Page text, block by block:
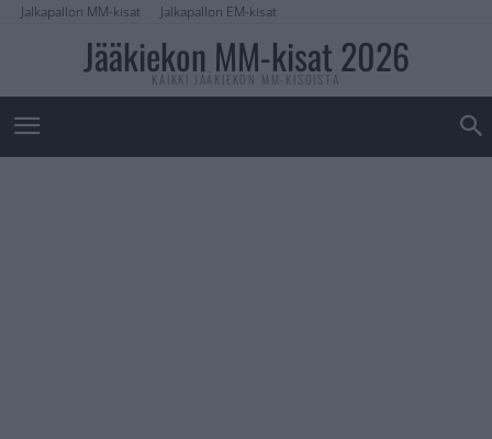
Jalkapallon MM-kisat Jalkapallon EM-kisat
Jääkiekon MM-kisat 2026
KAIKKI JÄÄKIEKON MM-KISOISTA